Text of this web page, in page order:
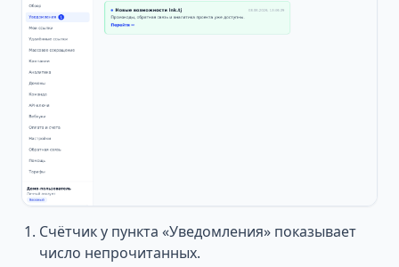
Счётчик у пункта «Уведомления» показывает
число непрочитанных.